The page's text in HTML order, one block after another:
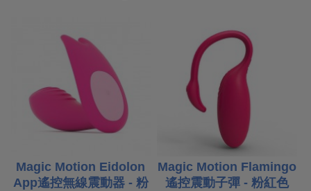
Magic Motion Eidolon
App遙控無線震動器 - 粉
Magic Motion Flamingo
遙控震動子彈 - 粉紅色